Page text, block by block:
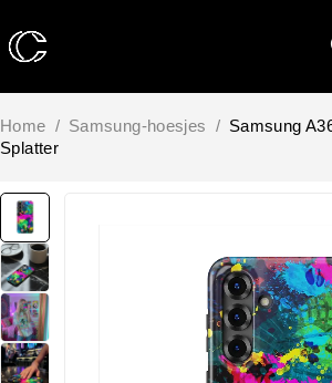
Home / Samsung-hoesjes / Samsung
Splatter